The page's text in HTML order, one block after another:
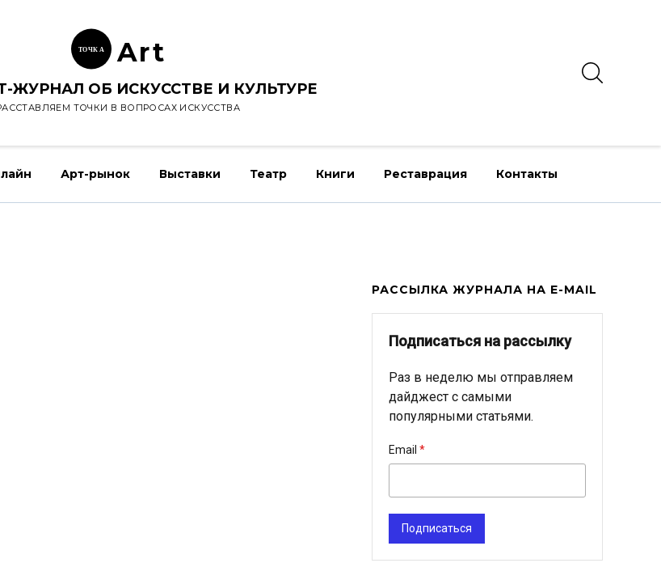
ТОЧК А Art
ЖУРНАЛ ОБ ИСКУССТВЕ И КУЛЬТУРЕ
ТОЧКИ В ВОПРОСАХ ИСКУССТВА
Арт-рынок Выставки Театр Книги Реставрация Контакты
РАССЫЛКА ЖУРНАЛА НА E-MAIL
Подписаться на рассылку
Раз в неделю мы отправляем
дайджест с самыми
популярными статьями.
Email
Подписаться